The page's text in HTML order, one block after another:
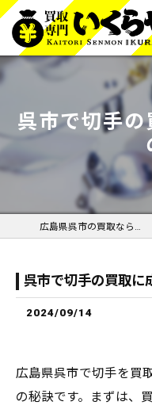
呉市で切手
広島県呉市の買取なら買取専門いくらや呉広店
呉市で切手の買取に
2024/09/14
広島県呉市で切手を買
の秘訣です。まずは、